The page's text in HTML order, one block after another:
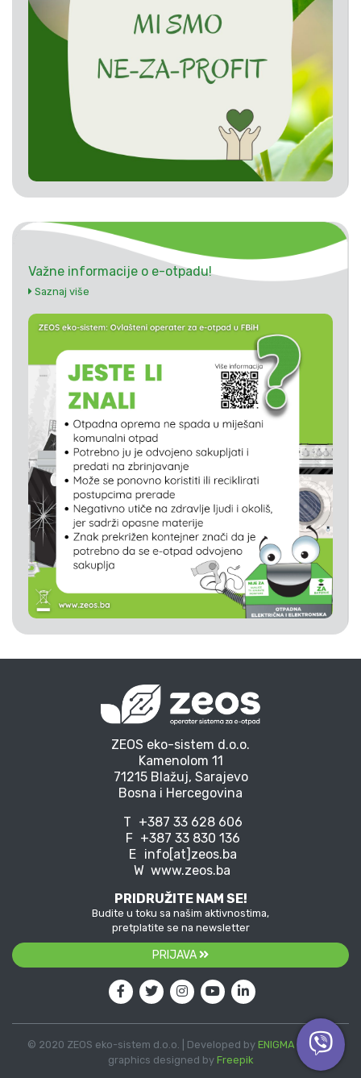
Važne informacije o e-otpadu!
Saznaj više
ZEOS eko-sistem d.o.o.
Kamenolom 11
71215 Blažuj, Sarajevo
Bosna i Hercegovina
T +387 33 628 606
F +387 33 830 136
E info[at]zeos.ba
W www.zeos.ba
PRIDRUŽITE NAM SE!
Budite u toku sa našim aktivnostima,
pretplatite se na newsletter
PRIJAVA
© 2020 ZEOS eko-sistem d.o.o. | Developed by ENIGMA| Vector
graphics designed by Freepik